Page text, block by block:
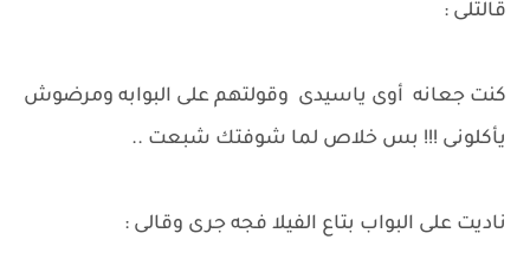
قالتلى :
كنت جعانه أوى ياسيدى وقولتهم على البوابه ومرضوش
يأكلونى !!! بس خلاص لما شوفتك شبعت ..
ناديت على البواب بتاع الفيلا فجه جرى وقالى :